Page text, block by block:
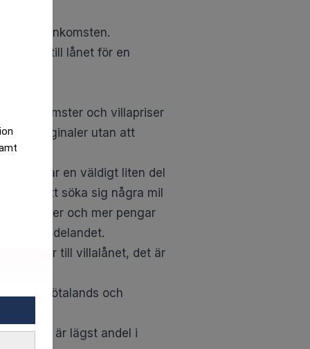
av inkomsten.
till lånet för en
inkomster och villapriser
marginaler utan att
tar en väldigt liten del
det att söka sig några mil
och mer pengar
till villalånet, det är
Götalands och
vilket är lägst andel i